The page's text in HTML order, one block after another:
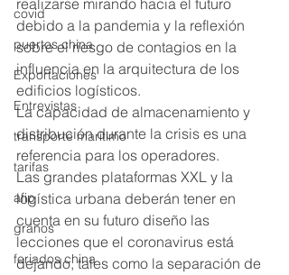
covid
puertos china
Exportaciones
Entrevistas
transporte marítimo
tarifas
afip
granos
feriados china
realizarse mirando hacia el futuro
debido a la pandemia y la reflexión
sobre el riesgo de contagios en la
influencia en la arquitectura de los
edificios logísticos.
La capacidad de almacenamiento y
distribución durante la crisis es una
referencia para los operadores.
Las grandes plataformas XXL y la
logística urbana deberán tener en
cuenta en su futuro diseño las
lecciones que el coronavirus está
dejando, tales como la separación de